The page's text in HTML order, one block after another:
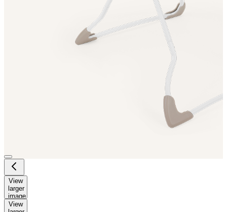
View
larger
image
View